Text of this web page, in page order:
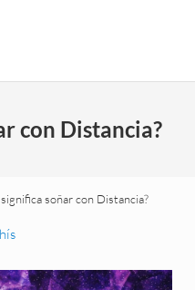
con Distancia?
soñar con Distancia?